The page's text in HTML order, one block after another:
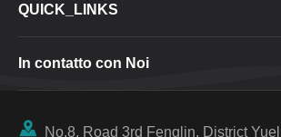
QUICK_LINKS
In contatto con Noi
 No.8, Road 3rd Fenglin, District